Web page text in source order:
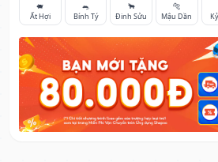
🐖
Ất Hợi
🐀
Bính Tý
🐂
Đinh Sửu
🐅
Mậu Dần